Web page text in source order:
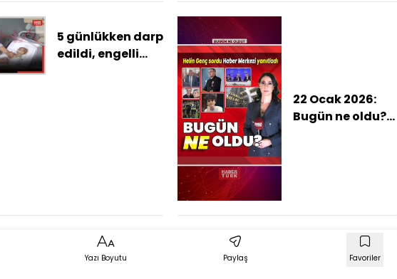
5 günlükken darp
edildi, engelli
22 Ocak 2026:
Bugün ne oldu?
Yazı Boyutu Paylaş Favoriler